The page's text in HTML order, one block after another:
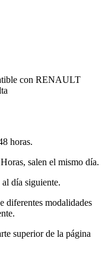
con RENAULT
horas.
salen el mismo día.
día siguiente.
diferentes modalidades
superior de la página